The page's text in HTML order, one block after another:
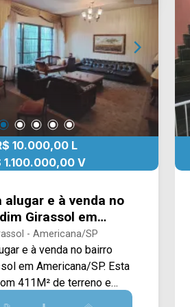
em cada mudança!
Av. Castelhanos, Av.
e Av. Giaconda
conta com
Novo Mundo, pizzaria
Gustmann, bike hotel,
Entre em
a equipe da Arbix Imóveis
visita!! WhatsApp e
4546 ARBIX
em cada mudança!
10.000,00 L
1.100.000,00 V
alugar e à venda no
Girassol em
SP.- Americana/SP
e à venda no bairro
em Americana/SP. Esta
411M² de terreno e
sendo dispostos